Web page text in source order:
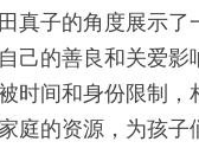
真子的角度展示了
己的善良和关爱影
时间和身份限制，
庭的资源，为孩子